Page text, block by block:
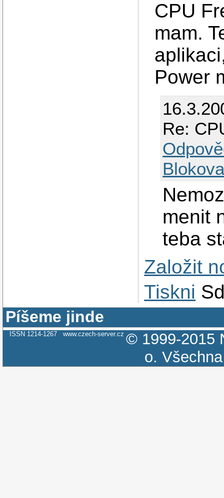
CPU
mam.
Power
Re:
menit
teba
Založit
Tiskni
Píšeme jinde
ISSN 1214-1267 www.czech-server.cz © 1999-2015
o.